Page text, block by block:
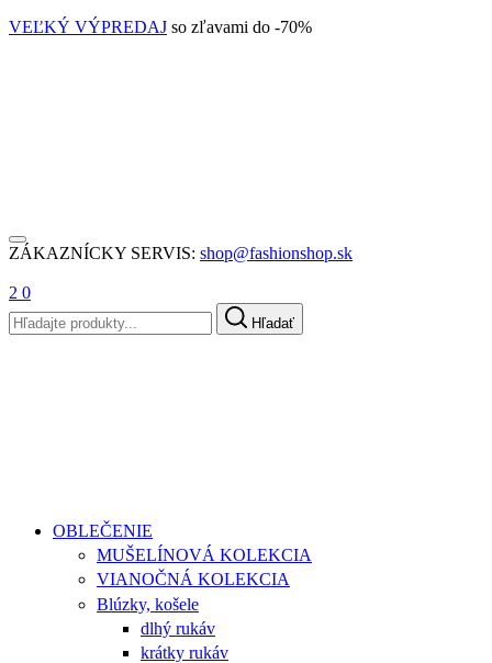
VEĽKÝ VÝPREDAJ so zľavami do -70%
ZÁKAZNÍCKY SERVIS: shop@fashionshop.sk
2 0
Hľadať
OBLEČENIE
MUŠELÍNOVÁ KOLEKCIA
VIANOČNÁ KOLEKCIA
Blúzky, košele
dlhý rukáv
krátky rukáv